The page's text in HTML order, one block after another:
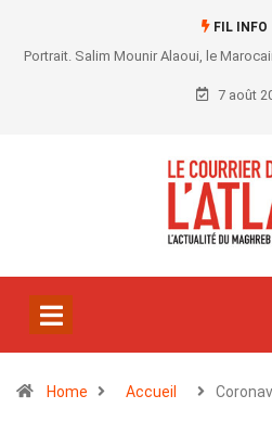
FIL INFO
Portrait. Salim Mounir Alaoui, le
7 août
Home Accueil